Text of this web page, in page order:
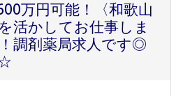
万円可能！〈和歌山
活かしてお仕事しま
調剤薬局求人です◎